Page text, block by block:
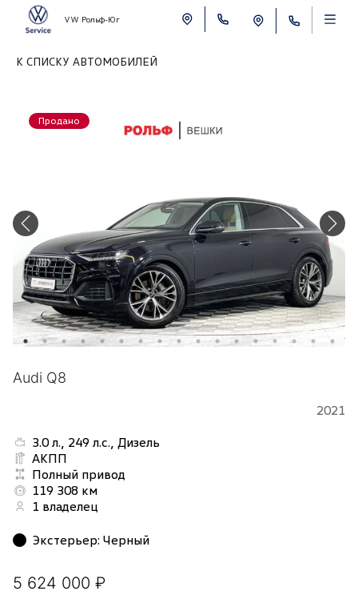
VW Рольф-Юг
К СПИСКУ АВТОМОБИЛЕЙ
Продано
Audi Q8
2021
3.0 л., 249 л.с., Дизель
АКПП
Полный привод
119 308 км
1 владелец
Экстерьер: Черный
5 624 000 ₽